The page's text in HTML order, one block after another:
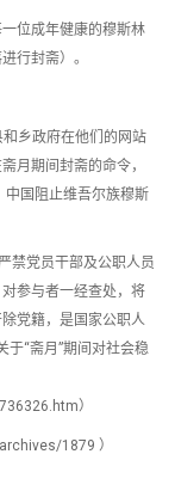
位成年健康的穆斯林
行封斋）。
乡政府在他们的网站
月期间封斋的命令，
中国阻止维吾尔族穆斯
禁党员干部及公职人员
参与者一经查处，将
党籍，是国家公职人
于“斋月”期间对社会稳
）
1879 ）